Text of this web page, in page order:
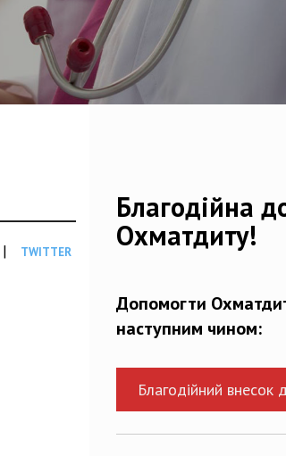
| TWITTER
Благодійна
Охматдиту!
Допомогти
наступним чином:
Благодійний